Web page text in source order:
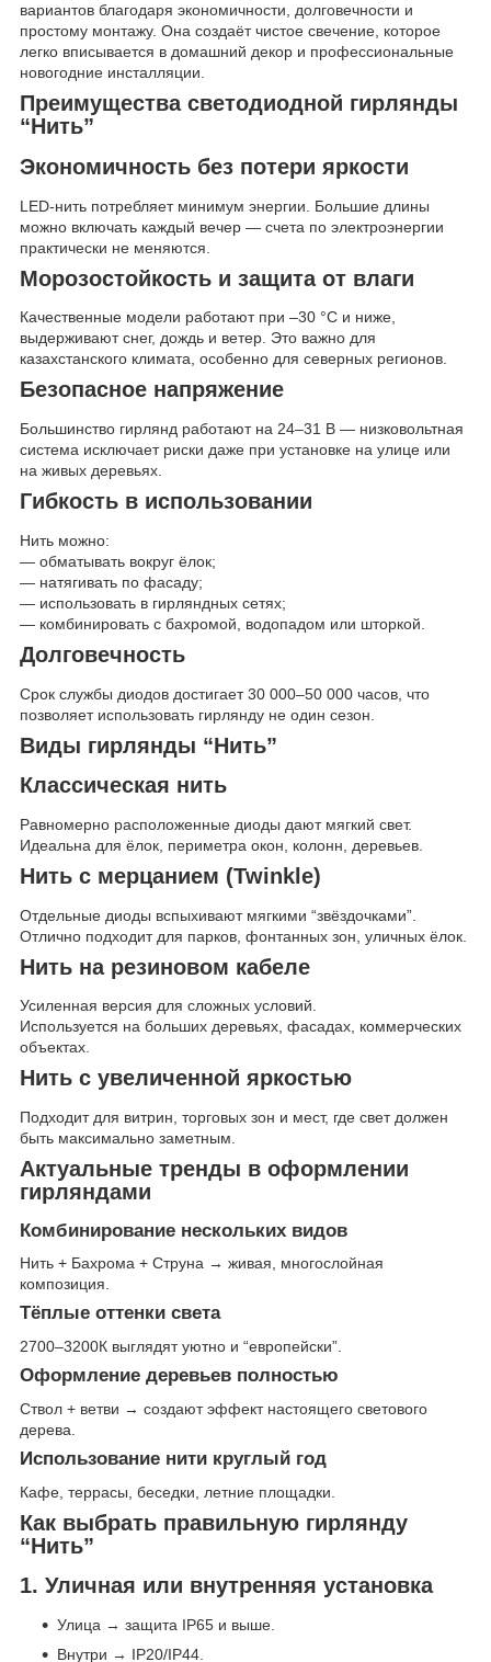
вариантов благодаря экономичности, долговечности и
простому монтажу. Она создаёт чистое свечение, которое
легко вписывается в домашний декор и профессиональные
новогодние инсталляции.
Преимущества светодиодной гирлянды
“Нить”
Экономичность без потери яркости
LED-нить потребляет минимум энергии. Большие длины
можно включать каждый вечер — счета по электроэнергии
практически не меняются.
Морозостойкость и защита от влаги
Качественные модели работают при –30 °C и ниже,
выдерживают снег, дождь и ветер. Это важно для
казахстанского климата, особенно для северных регионов.
Безопасное напряжение
Большинство гирлянд работают на 24–31 В — низковольтная
система исключает риски даже при установке на улице или
на живых деревьях.
Гибкость в использовании
Нить можно:
— обматывать вокруг ёлок;
— натягивать по фасаду;
— использовать в гирляндных сетях;
— комбинировать с бахромой, водопадом или шторкой.
Долговечность
Срок службы диодов достигает 30 000–50 000 часов, что
позволяет использовать гирлянду не один сезон.
Виды гирлянды “Нить”
Классическая нить
Равномерно расположенные диоды дают мягкий свет.
Идеальна для ёлок, периметра окон, колонн, деревьев.
Нить с мерцанием (Twinkle)
Отдельные диоды вспыхивают мягкими “звёздочками”.
Отлично подходит для парков, фонтанных зон, уличных ёлок.
Нить на резиновом кабеле
Усиленная версия для сложных условий.
Используется на больших деревьях, фасадах, коммерческих
объектах.
Нить с увеличенной яркостью
Подходит для витрин, торговых зон и мест, где свет должен
быть максимально заметным.
Актуальные тренды в оформлении
гирляндами
Комбинирование нескольких видов
Нить + Бахрома + Струна → живая, многослойная
композиция.
Тёплые оттенки света
2700–3200К выглядят уютно и “европейски”.
Оформление деревьев полностью
Ствол + ветви → создают эффект настоящего светового
дерева.
Использование нити круглый год
Кафе, террасы, беседки, летние площадки.
Как выбрать правильную гирлянду
“Нить”
1. Уличная или внутренняя установка
Улица → защита IP65 и выше.
Внутри → IP20/IP44.